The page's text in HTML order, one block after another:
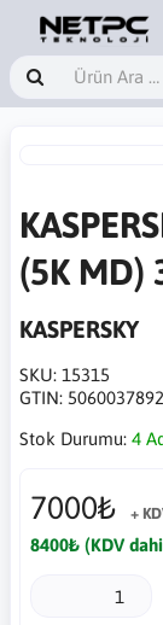
(5K MD)
KASPERSKY
SKU: 15315
GTIN:
Stok Durumu: 4
7000₺ +
8400₺ (KDV